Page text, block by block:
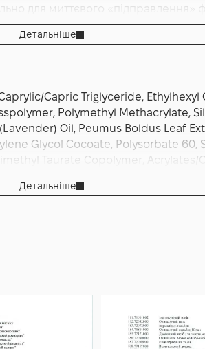
для миттєвого «підправлення»
ефект
формула Shine Control з
Детальніше
Capric Triglyceride, Ethylhexyl
Polymethyl Methacrylate,
Oil, Peumus Boldus Leaf
Glycol Cocoate, Polysorbate 60,
Taurate Copolymer, Acrylates/
Sodium Hydroxide, Citric Acid,
Sodium Benzoate,
Детальніше